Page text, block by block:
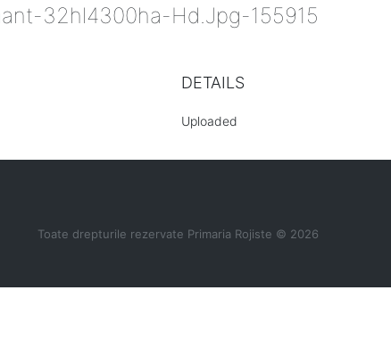
32hl4300ha-Hd.jpg-155915
DETAILS
Uploaded
Toate drepturile rezervate Primaria Rojiste © 2026